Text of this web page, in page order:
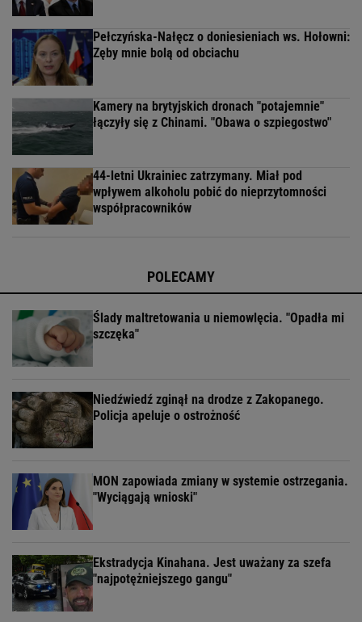
Pełczyńska-Nałęcz o doniesieniach ws. Hołowni:
Zęby mnie bolą od obciachu
Kamery na brytyjskich dronach "potajemnie"
łączyły się z Chinami. "Obawa o szpiegostwo"
44-letni Ukrainiec zatrzymany. Miał pod
wpływem alkoholu pobić do nieprzytomności
współpracowników
POLECAMY
Ślady maltretowania u niemowlęcia. "Opadła mi
szczęka"
Niedźwiedź zginął na drodze z Zakopanego.
Policja apeluje o ostrożność
MON zapowiada zmiany w systemie ostrzegania.
"Wyciągają wnioski"
Ekstradycja Kinahana. Jest uważany za szefa
"najpotężniejszego gangu"